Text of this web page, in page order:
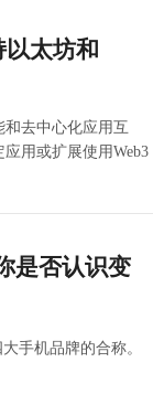
太坊和
去中心化应用互
用或扩展使用Web3
是否认识变
手机品牌的合称。